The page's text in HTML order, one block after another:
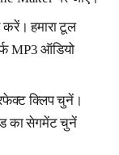
करें। हमारा टूल
MP3 ऑडियो
क्लिप चुनें।
का सेगमेंट चुनें